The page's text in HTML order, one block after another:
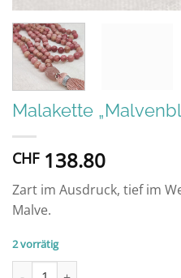
Malakette
CHF138.80
Zart im Ausdruck, tief im
Malve.
2 vorrätig
Malakette "Malvenblüte" Menge